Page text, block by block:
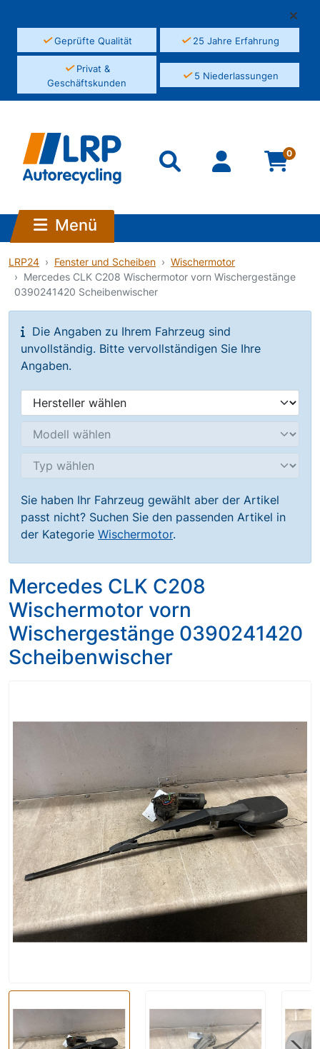
✓Geprüfte Qualität ✓25 Jahre Erfahrung
✓Privat &
Geschäftskunden
✓5 Niederlassungen
0
Menü
LRP24 Fenster und Scheiben
Wischermotor
Mercedes CLK C208 Wischermotor vorn Wischergestänge
0390241420 Scheibenwischer
Die Angaben zu Ihrem Fahrzeug sind
unvollständig. Bitte vervollständigen Sie Ihre
Angaben.
Sie haben Ihr Fahrzeug gewählt aber der Artikel
passt nicht? Suchen Sie den passenden Artikel in
der Kategorie Wischermotor.
Mercedes CLK C208
Wischermotor vorn
Wischergestänge 0390241420
Scheibenwischer